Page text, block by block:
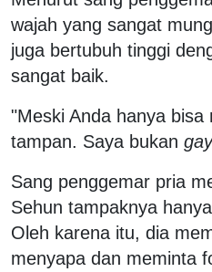
wajah yang sangat
juga bertubuh tinggi
sangat baik.
"Meski Anda hanya
tampan. Saya bukan gay
Sang penggemar pria
Sehun tampaknya
Oleh karena itu, dia
menyapa dan meminta